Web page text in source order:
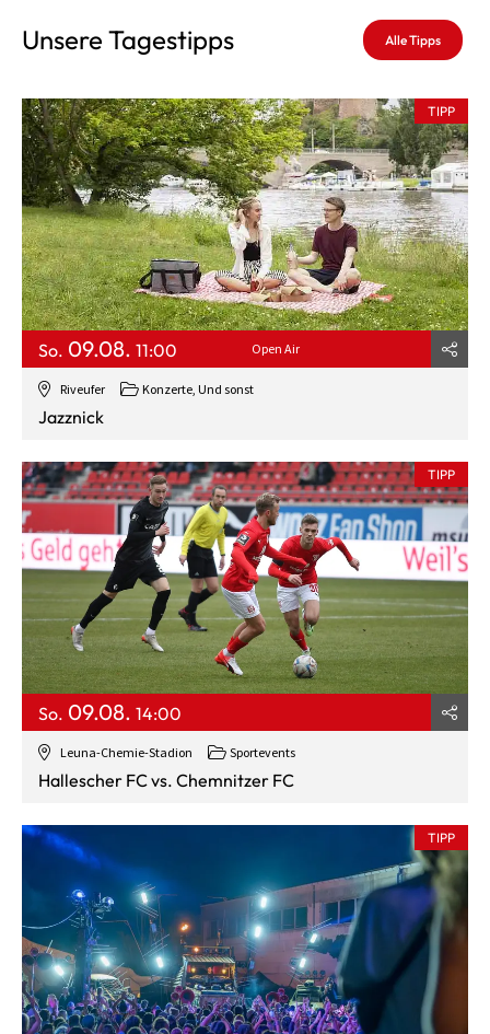
Unsere Tagestipps Alle Tipps
Riveufer Konzerte, Und sonst
TIPP
So. 09.08. 11:00 Open Air
Jazznick
Leuna-Chemie-Stadion Sportevents
TIPP
So. 09.08. 14:00
Hallescher FC vs. Chemnitzer FC
TIPP